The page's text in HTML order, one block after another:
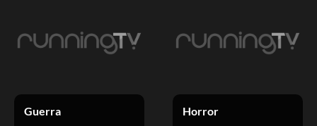
Guerra Horror